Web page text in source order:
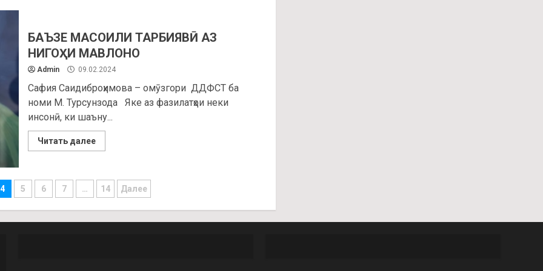
БАЪЗЕ МАСОИЛИ ТАРБИЯВӢ АЗ
НИГОҲИ МАВЛОНО
Admin 09.02.2024
Сафия Саидиброҳимова – омӯзгори ДДФСТ ба
номи М. Турсунзода Яке аз фазилатҳои неки
инсонӣ, ки шаъну...
Читать далее
4 5 6 7 … 14 Далее